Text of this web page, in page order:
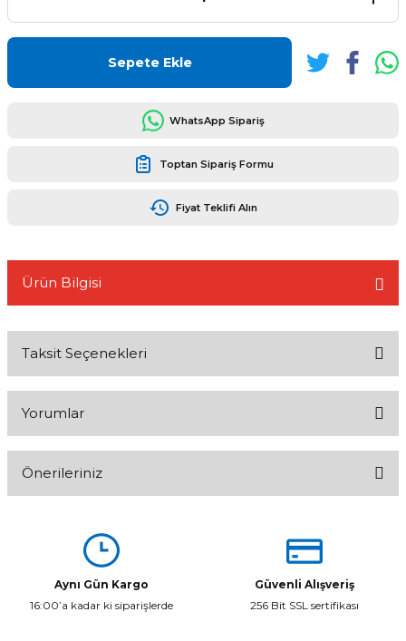
Sepete Ekle
WhatsApp Sipariş
Toptan Sipariş Formu
Fiyat Teklifi Alın
Ürün Bilgisi
Taksit Seçenekleri
Yorumlar
Önerileriniz
konularda yetersiz gördüğünüz noktaları öneri formunu kullanarak
tarafımıza iletebilirsiniz.
Görüş ve önerileriniz için teşekkür ederiz.
Ürün resmi kalitesiz, bozuk veya görüntülenemiyor.
Aynı Gün Kargo
16:00’a kadar ki siparişlerde
Güvenli Alışveriş
256 Bit SSL sertifikası